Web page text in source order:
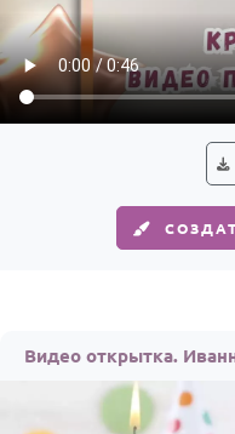
Видео открытка.